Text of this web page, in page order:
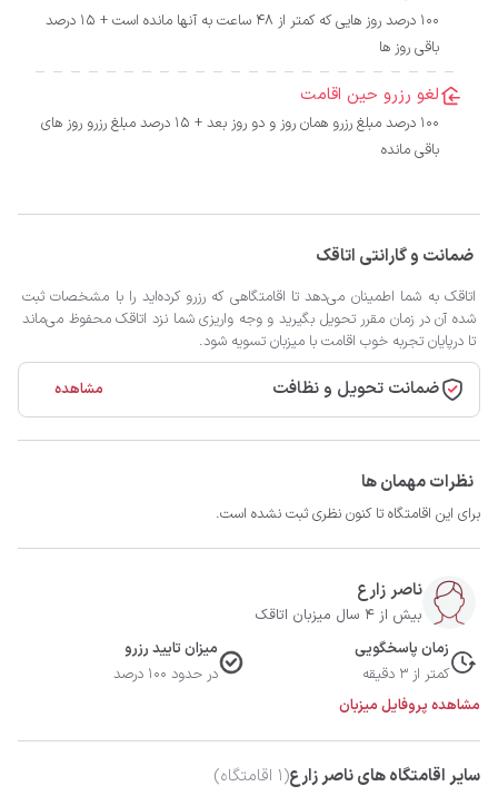
100 درصد روز هایی که کمتر از 48 ساعت به آنها مانده است + 15 درصد
باقی روز ها
لغو رزرو حین اقامت
100 درصد مبلغ رزرو همان روز و دو روز بعد + 15 درصد مبلغ رزرو روز های
باقی مانده
ضمانت و گارانتی اتاقک
اتاقک به شما اطمینان می‌دهد تا اقامتگاهی که رزرو کرده‌اید را با مشخصات ثبت
شده آن در زمان مقرر تحویل بگیرید و وجه واریزی شما نزد اتاقک محفوظ می‌ماند
تا درپایان تجربه خوب اقامت با میزبان تسویه شود.
ضمانت تحویل و نظافت مشاهده
نظرات مهمان ها
برای این اقامتگاه تا کنون نظری ثبت نشده است.
ناصر زارع
بیش از 4 سال میزبان اتاقک
زمان پاسخگویی
کمتر از 3 دقیقه
میزان تایید رزرو
در حدود 100 درصد
مشاهده پروفایل میزبان
سایر اقامتگاه های ناصر زارع(
1 اقامتگاه)